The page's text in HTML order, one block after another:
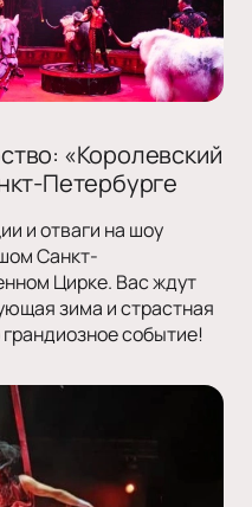
«Королевский
Петербурге
и отваги на шоу
Санкт-
Цирке. Вас ждут
зима и страстная
событие!